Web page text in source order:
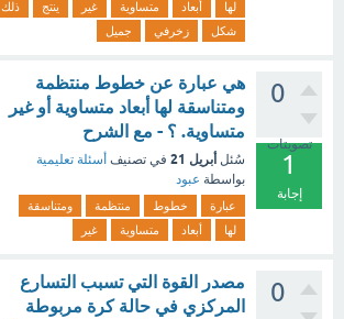
لها
أبعاد متساوية غير ينتج
ذلك
شكل
زخرفي جميل
0
تصويتات
1
إجابة
هي عبارة عن خطوط منتظمة
ومتناسقة لها أبعاد متساوية أو غير
متساوية. ؟ - مع الشرح
سُئل أبريل 21 في تصنيف أسئلة تعليمية
بواسطة عبود
عبارة خطوط منتظمة
ومتناسقة
لها
أبعاد متساوية غير
0
مصدر القوة التي تسبب التسارع
المركزي في حالة كرة مربوطة